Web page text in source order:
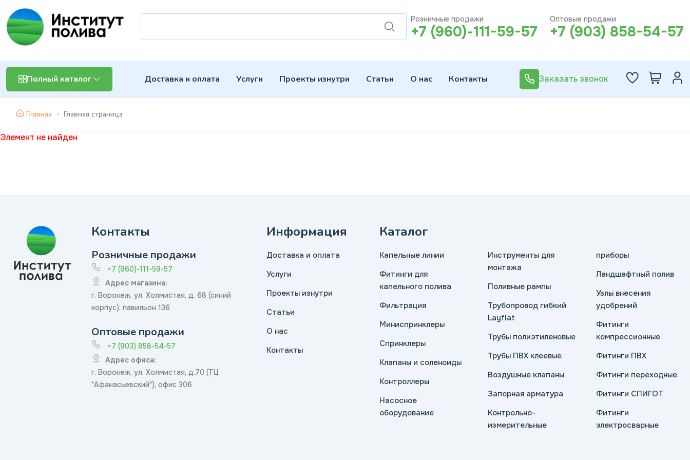
Розничные продажи
+7 (960)-111-59-57
Оптовые продажи
+7 (903) 858-54-57
Полный каталог Доставка и оплата Услуги Проекты изнутри Статьи О нас Контакты Заказать звонок
Главная Главная страница
Элемент не найден
Контакты
Розничные продажи
+7 (960)-111-59-57
Адрес магазина:
г. Воронеж, ул. Холмистая, д. 68 (синий
корпус), павильон 136
Оптовые продажи
+7 (903) 858-54-57
Адрес офиса:
г. Воронеж, ул. Холмистая, д.70 (ТЦ
"Афанасьевский"), офис 306
Информация
Доставка и оплата
Услуги
Проекты изнутри
Статьи
О нас
Контакты
Каталог
Капельные линии
Фитинги для
капельного полива
Фильтрация
Миниспринклеры
Спринклеры
Клапаны и соленоиды
Контроллеры
Насосное
оборудование
Инструменты для
монтажа
Поливные рампы
Трубопровод гибкий
Layflat
Трубы полиэтиленовые
Трубы ПВХ клеевые
Воздушные клапаны
Запорная арматура
Контрольно-
измерительные
приборы
Ландшафтный полив
Узлы внесения
удобрений
Фитинги
компрессионные
Фитинги ПВХ
Фитинги переходные
Фитинги СПИГОТ
Фитинги
электросварные